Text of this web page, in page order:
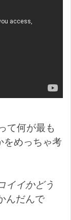
て何が最も
をめっちゃ考
イイかどう
んだんで